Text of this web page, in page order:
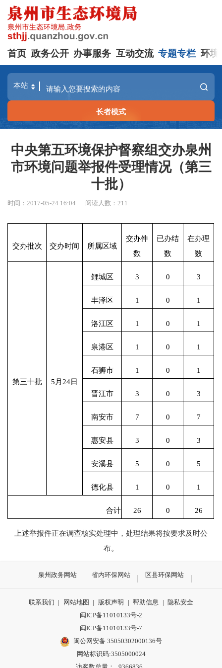
首页 政务公开 办事服务 互动交流 专题专栏 环境
长者模式
中央第五环境保护督察组交办泉州
市环境问题举报件受理情况（第三
十批）
时间：2017-05-24 16:04 阅读人数：211
交办批次 交办时间 所属区域
交办件
数
已办结
数
在办理
数
第三十批 5月24日
鲤城区 3 0 3
丰泽区 1 0 1
洛江区 1 0 1
泉港区 1 0 1
石狮市 1 0 1
晋江市 3 0 3
南安市 7 0 7
惠安县 3 0 3
安溪县 5 0 5
德化县 1 0 1
合计 26 0 26
上述举报件正在调查核实处理中，处理结果将按要求及时公
布。
泉州政务网站 省内环保网站 区县环保网站
联系我们 | 网站地图 | 版权声明 | 帮助信息 | 隐私安全
闽ICP备11010133号-2
闽ICP备11010133号-7
闽公网安备 35050302000136号
网站标识码:3505000024